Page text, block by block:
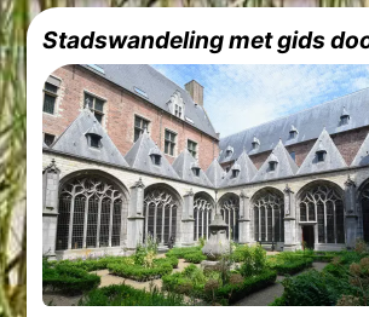
Stadswandeling met gids